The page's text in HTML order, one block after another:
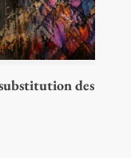
des